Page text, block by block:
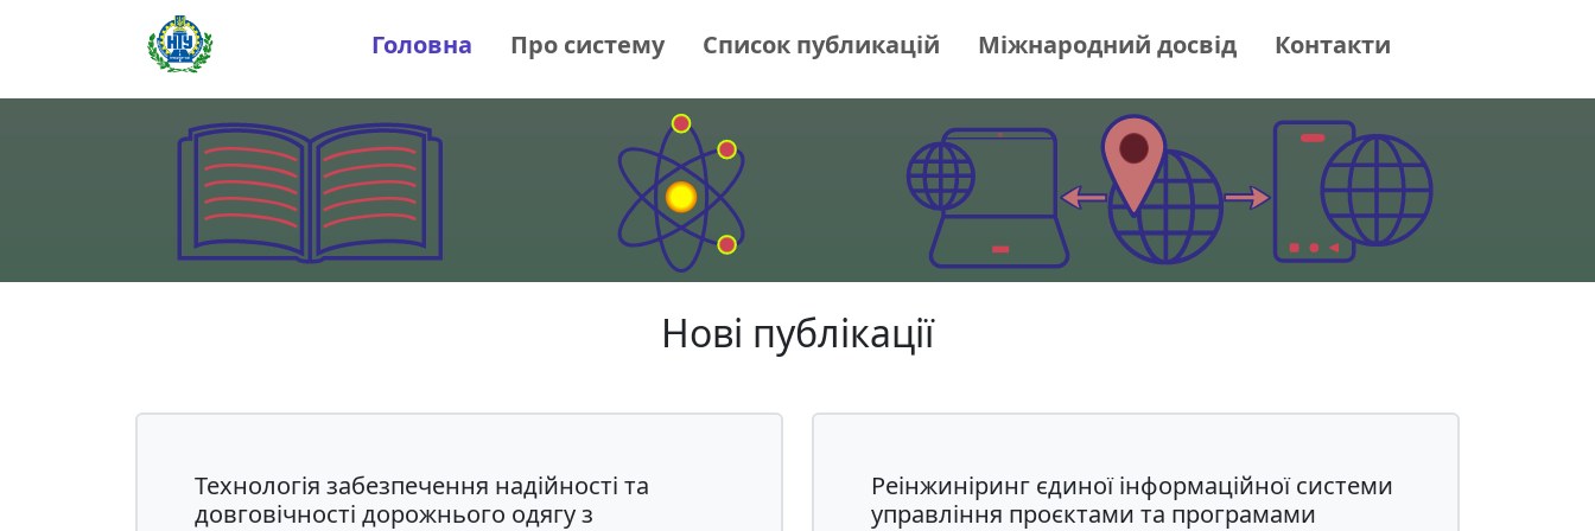
Головна Про систему Список публикацій Міжнародний досвід Контакти
Нові публікації
Технологія забезпечення надійності та
довговічності дорожнього одягу з
Реінжиніринг єдиної інформаційної системи
управління проєктами та програмами